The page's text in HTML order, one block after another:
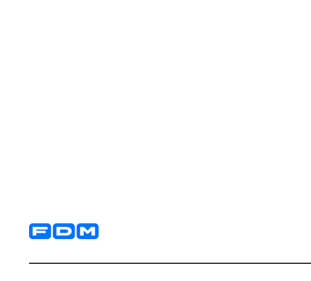
Yderligere information og kontaktoplysninger